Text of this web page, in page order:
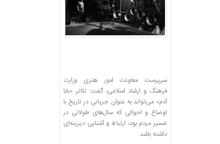
سرپرست معاونت امور هنری وزارت
فرهنگ و ارشاد اسلامی، گفت: تئاتر «بابا
آدم» می‌تواند به عنوان جریانی در تاریخ با
اوضاع و احوالی که سال‌های طولانی در
ضمیر مردم بود، ارتباط و آشنایی دیرینه‌ای
داشته باشد.